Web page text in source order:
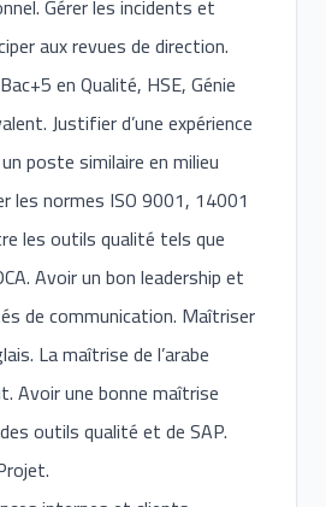
Gérer les incidents et
aux revues de direction.
en Qualité, HSE, Génie
Justifier d’une expérience
poste similaire en milieu
les normes ISO 9001, 14001
les outils qualité tels que
Avoir un bon leadership et
de communication. Maîtriser
La maîtrise de l’arabe
Avoir une bonne maîtrise
des outils qualité et de SAP.